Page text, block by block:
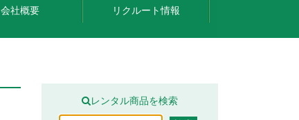
会社概要 リクルート情報
レンタル商品を検索